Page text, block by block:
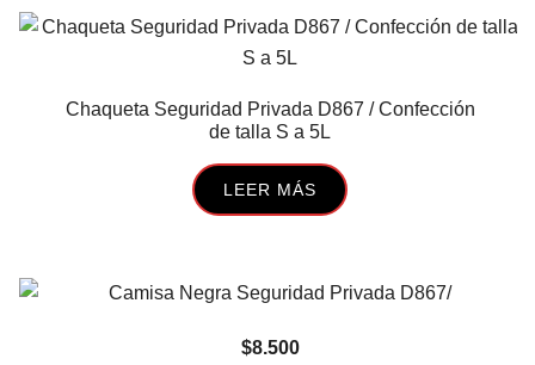
tiene
múltiples
Las
se
pueden
la
página
Chaqueta Seguridad Privada D867 / Confección
de talla S a 5L
LEER MÁS
$8.500